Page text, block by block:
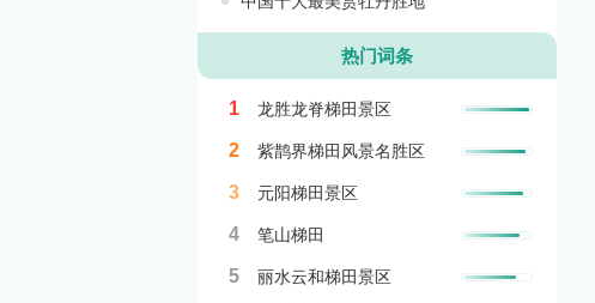
热门词条
1 龙胜龙脊梯田景区
2 紫鹊界梯田风景名胜区
3 元阳梯田景区
4 笔山梯田
5 丽水云和梯田景区